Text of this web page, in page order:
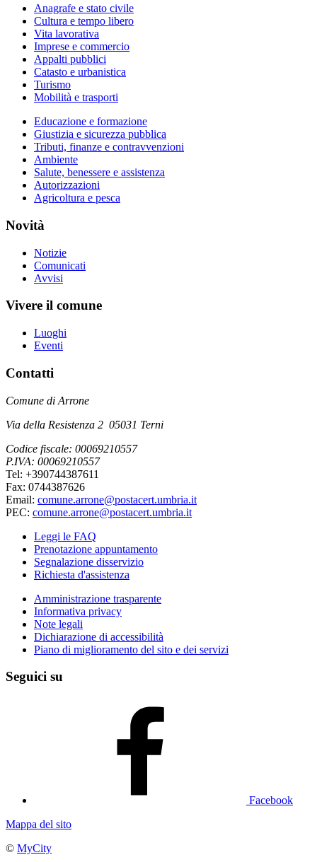
Anagrafe e stato civile
Cultura e tempo libero
Vita lavorativa
Imprese e commercio
Appalti pubblici
Catasto e urbanistica
Turismo
Mobilità e trasporti
Educazione e formazione
Giustizia e sicurezza pubblica
Tributi, finanze e contravvenzioni
Ambiente
Salute, benessere e assistenza
Autorizzazioni
Agricoltura e pesca
Novità
Notizie
Comunicati
Avvisi
Vivere il comune
Luoghi
Eventi
Contatti
Comune di Arrone
Via della Resistenza 2 05031 Terni
Codice fiscale: 00069210557
P.IVA: 00069210557
Tel: +390744387611
Fax: 0744387626
Email: comune.arrone@postacert.umbria.it
PEC: comune.arrone@postacert.umbria.it
Leggi le FAQ
Prenotazione appuntamento
Segnalazione disservizio
Richiesta d'assistenza
Amministrazione trasparente
Informativa privacy
Note legali
Dichiarazione di accessibilità
Piano di miglioramento del sito e dei servizi
Seguici su
Facebook
Mappa del sito
© MyCity